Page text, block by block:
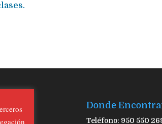
Donde
Teléfono: 950 550